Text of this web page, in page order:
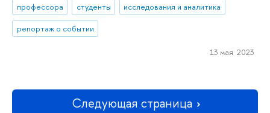
профессора студенты
исследования и аналитика
репортаж о событии
13 мая 2023
Следующая страница